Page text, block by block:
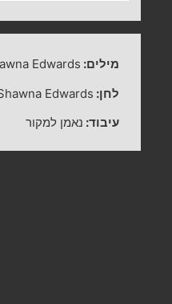
מילים: Edwards
לחן: Edwards
עיבוד: נאמן למקור